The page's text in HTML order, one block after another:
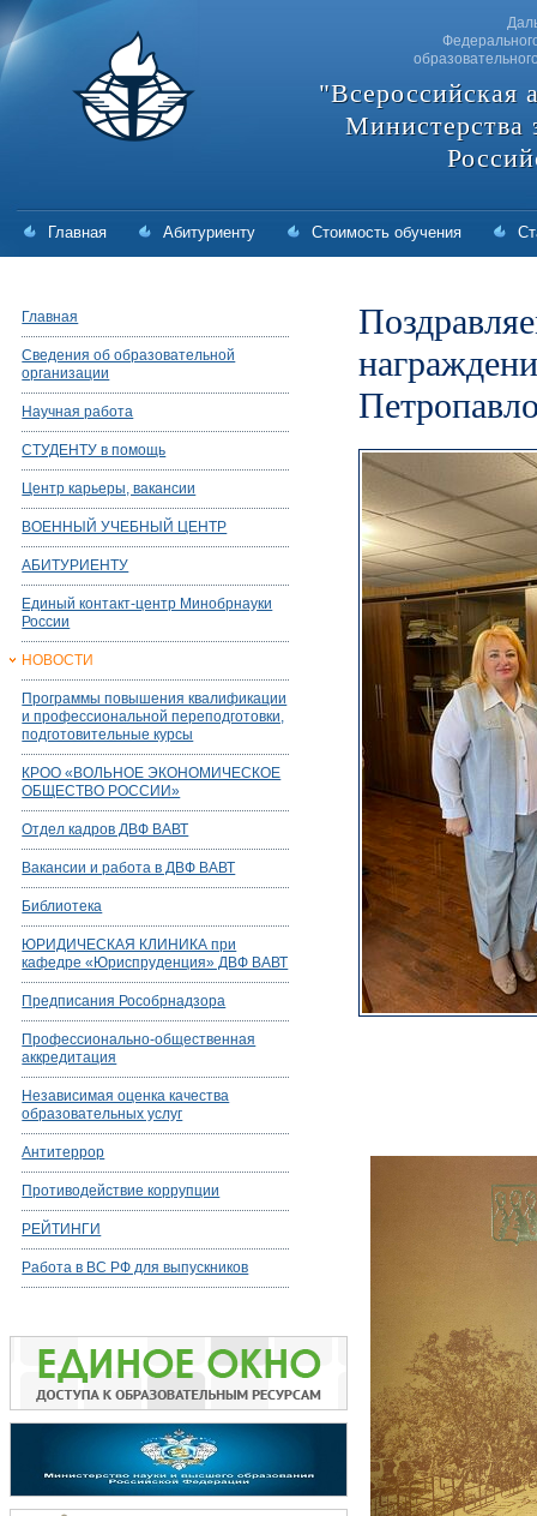
"Всероссийская
Министерства
Главная Абитуриенту Стоимость обучения
Главная
Сведения об образовательной
организации
Научная работа
СТУДЕНТУ в помощь
Центр карьеры, вакансии
ВОЕННЫЙ УЧЕБНЫЙ ЦЕНТР
АБИТУРИЕНТУ
Единый контакт-центр Минобрнауки
России
НОВОСТИ
Программы повышения квалификации
и профессиональной переподготовки,
подготовительные курсы
КРОО «ВОЛЬНОЕ ЭКОНОМИЧЕСКОЕ
ОБЩЕСТВО РОССИИ»
Отдел кадров ДВФ ВАВТ
Вакансии и работа в ДВФ ВАВТ
Библиотека
ЮРИДИЧЕСКАЯ КЛИНИКА при
кафедре «Юриспруденция» ДВФ ВАВТ
Предписания Рособрнадзора
Профессионально-общественная
аккредитация
Независимая оценка качества
образовательных услуг
Антитеррор
Противодействие коррупции
РЕЙТИНГИ
Работа в ВС РФ для выпускников